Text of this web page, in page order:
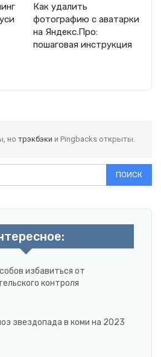
Как удалить
фотографию с аватарки
на Яндекс.Про:
пошаговая инструкция
но трэкбэки и Pingbacks открыты.
избавиться от
контроля
звездопада в коми на 2023